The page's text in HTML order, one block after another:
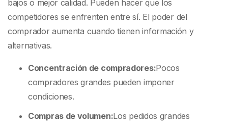
bajos o mejor calidad. Pueden hacer que los
competidores se enfrenten entre sí. El poder del
comprador aumenta cuando tienen información y
alternativas.
Concentración de compradores:Pocos
compradores grandes pueden imponer
condiciones.
Compras de volumen:Los pedidos grandes